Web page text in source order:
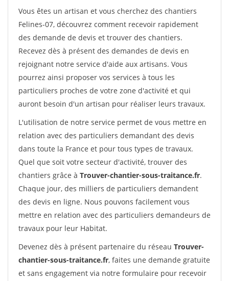
Vous êtes un artisan et vous cherchez des chantiers
Felines-07, découvrez comment recevoir rapidement
des demande de devis et trouver des chantiers.
Recevez dès à présent des demandes de devis en
rejoignant notre service d'aide aux artisans. Vous
pourrez ainsi proposer vos services à tous les
particuliers proches de votre zone d'activité et qui
auront besoin d'un artisan pour réaliser leurs travaux.
L'utilisation de notre service permet de vous mettre en
relation avec des particuliers demandant des devis
dans toute la France et pour tous types de travaux.
Quel que soit votre secteur d'activité, trouver des
chantiers grâce à Trouver-chantier-sous-traitance.fr.
Chaque jour, des milliers de particuliers demandent
des devis en ligne. Nous pouvons facilement vous
mettre en relation avec des particuliers demandeurs de
travaux pour leur Habitat.
Devenez dès à présent partenaire du réseau Trouver-
chantier-sous-traitance.fr, faites une demande gratuite
et sans engagement via notre formulaire pour recevoir